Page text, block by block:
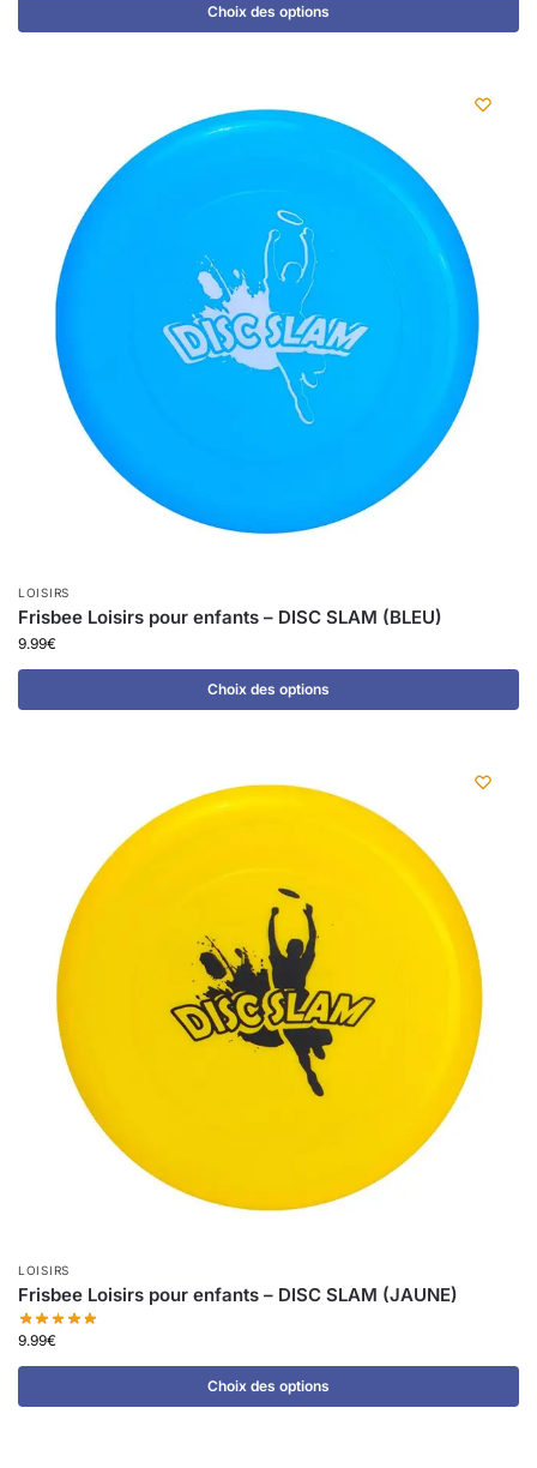
Choix des options
LOISIRS
Frisbee Loisirs pour enfants – DISC SLAM (BLEU)
9.99€
Choix des options
LOISIRS
Frisbee Loisirs pour enfants – DISC SLAM (JAUNE)
9.99€
Choix des options